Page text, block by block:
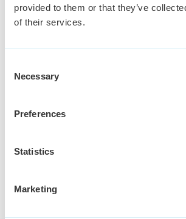
provided to them or that they’ve
of their services.
Selection
Necessary
Preferences
Statistics
Marketing
Schrijf je in voor de